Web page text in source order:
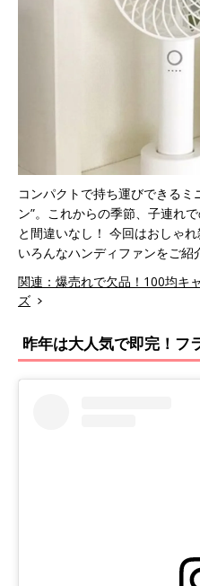
コンパクトで持ち運びできるミ
ン”。これからの季節、子連れ
と間違いなし！ 今回はおしゃ
いろんなハンディファンをご紹
関連：爆売れで欠品！100均キ
ズ
昨年は大人気で即完！フ